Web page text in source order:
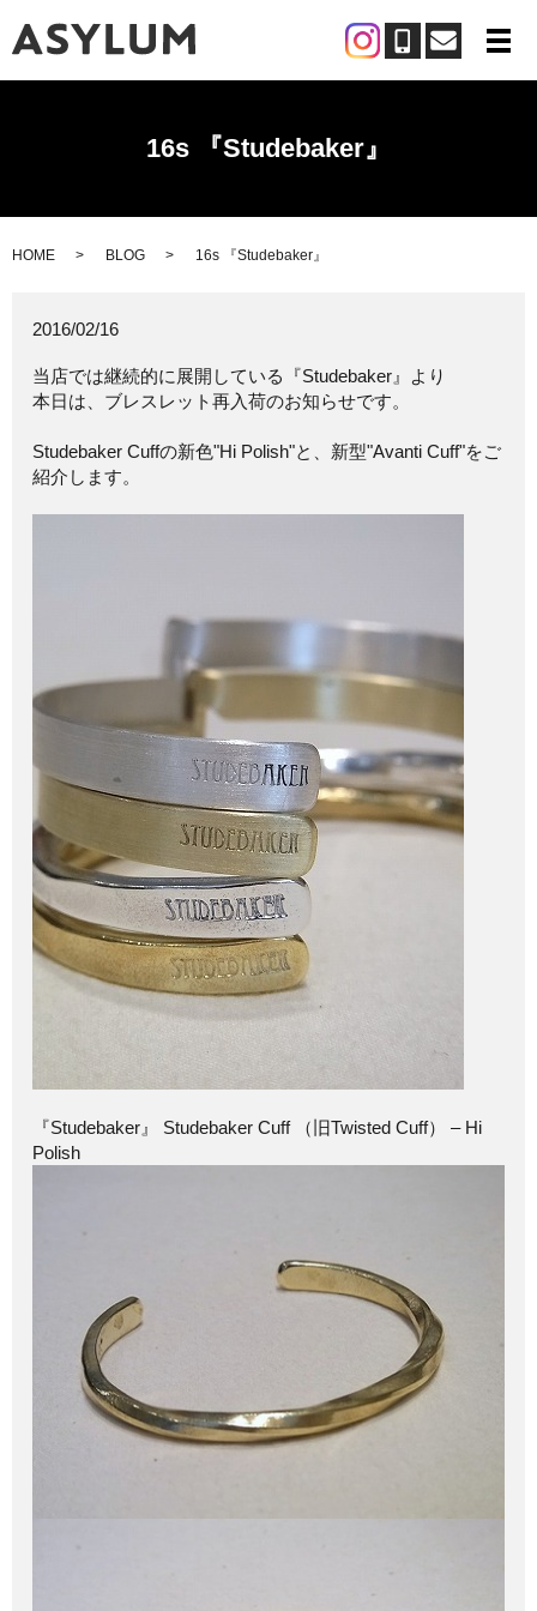
メ
16s 『Studebaker』
HOME BLOG 16s 『Studebaker』
2016/02/16
当店では継続的に展開している『Studebaker』より
本日は、ブレスレット再入荷のお知らせです。
Studebaker Cuffの新色"Hi Polish"と、新型"Avanti Cuff"をご
紹介します。
『Studebaker』 Studebaker Cuff （旧Twisted Cuff） – Hi
Polish